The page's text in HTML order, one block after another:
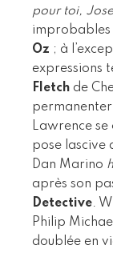
pour toi,
improbables
Oz ; à
expressions
Fletch de
permanenter
Lawrence se
pose lascive
Dan Marino
après son
Detective.
Philip
doublée en